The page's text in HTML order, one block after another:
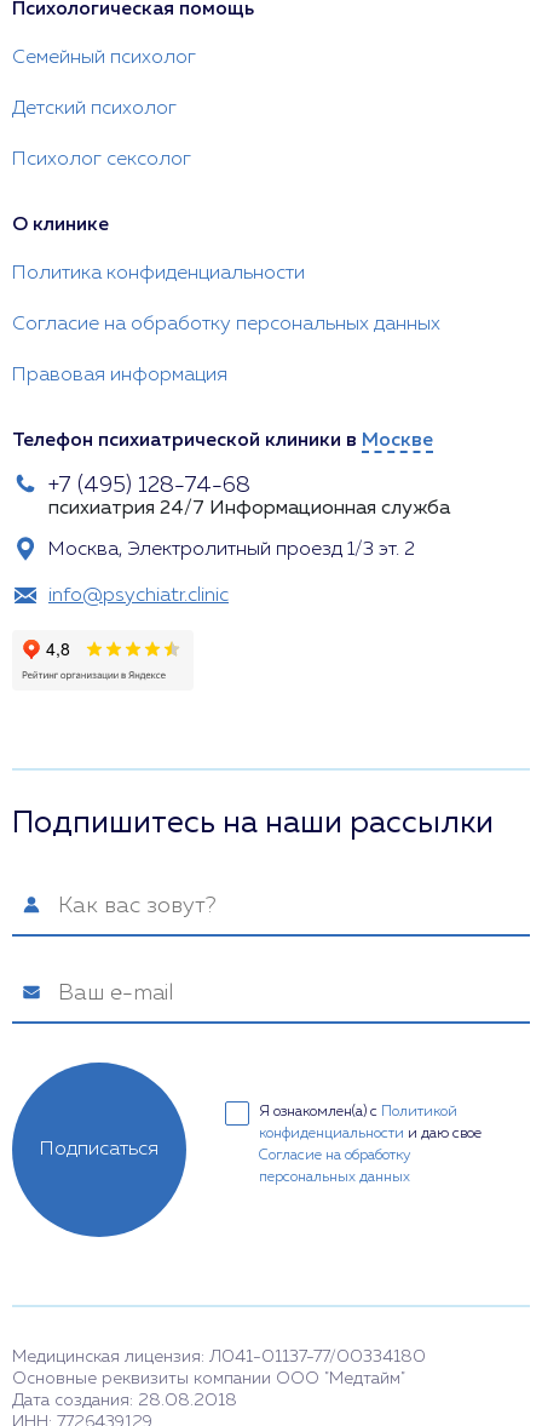
Психологическая помощь
Семейный психолог
Детский психолог
Психолог сексолог
О клинике
Политика конфиденциальности
Согласие на обработку персональных данных
Правовая информация
Телефон психиатрической клиники в Москве
+7 (495) 128-74-68
психиатрия 24/7 Информационная служба
Москва, Электролитный проезд 1/3 эт. 2
info@psychiatr.clinic
Подпишитесь на наши рассылки
Я ознакомлен(а) с
Политикой
конфиденциальности и даю свое
Согласие на обработку
персональных данных
Подписаться
Медицинская лицензия: Л041-01137-77/00334180
Основные реквизиты компании ООО "Медтайм"
Дата создания: 28.08.2018
ИНН: 7726439129